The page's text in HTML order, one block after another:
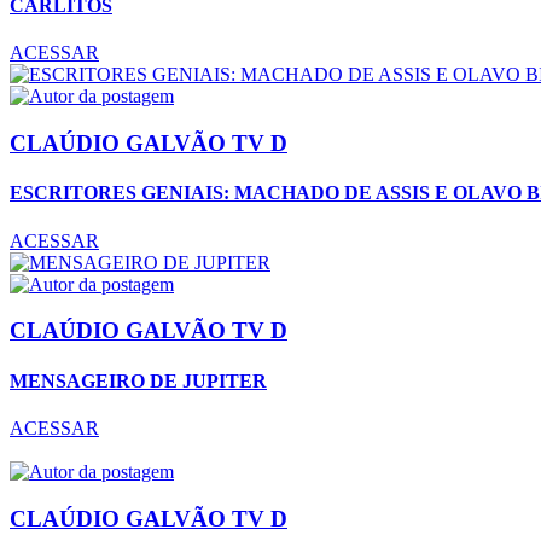
CARLİTOS
ACESSAR
CLAÚDIO GALVÃO TV D
ESCRITORES GENIAIS: MACHADO DE ASSIS E OLAVO
ACESSAR
CLAÚDIO GALVÃO TV D
MENSAGEIRO DE JUPITER
ACESSAR
CLAÚDIO GALVÃO TV D